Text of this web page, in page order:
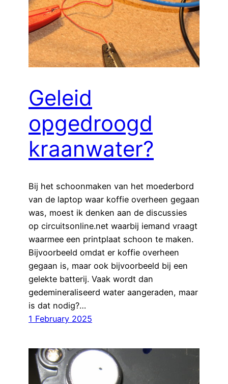
Geleid
opgedroogd
kraanwater?
Bij het schoonmaken van het moederbord
van de laptop waar koffie overheen gegaan
was, moest ik denken aan de discussies
op circuitsonline.net waarbij iemand vraagt
waarmee een printplaat schoon te maken.
Bijvoorbeeld omdat er koffie overheen
gegaan is, maar ook bijvoorbeeld bij een
gelekte batterij. Vaak wordt dan
gedemineraliseerd water aangeraden, maar
is dat nodig?…
1 February 2025